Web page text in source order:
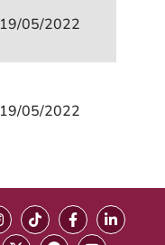
19/05/2022
19/05/2022